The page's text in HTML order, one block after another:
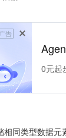
广告
0元起
相同类型数据元